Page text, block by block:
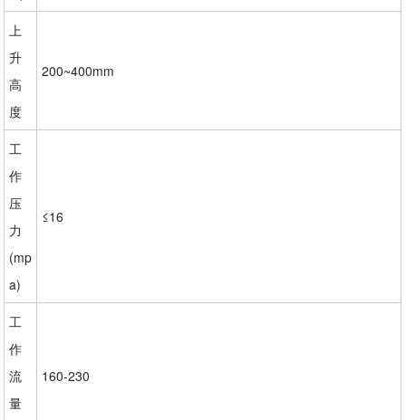
上
升
高
度
200~400mm
工
作
压
力
(mp
a)
≤16
工
作
流
量
160-230